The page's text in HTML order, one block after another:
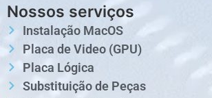
Nossos serviços
Instalação MacOS
Placa de Video (GPU)
Placa Lógica
Substituição de Peças